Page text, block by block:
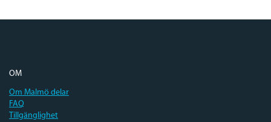
OM
Om Malmö delar
FAQ
Tillgänglighet